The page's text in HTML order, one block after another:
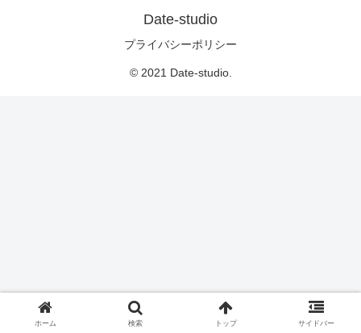
Date-studio
プライバシーポリシー
© 2021 Date-studio.
ホーム 検索 トップ サイドバー